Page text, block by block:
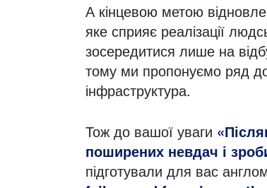
А кінцевою метою
яке сприяє реалізації
зосередитися лише на
тому ми пропонуємо ряд
інфраструктура.
Тож до вашої уваги
поширених невдач і
підготували для вас